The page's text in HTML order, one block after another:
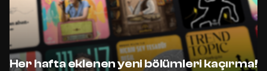
Her hafta eklenen yeni bölümleri kaçırma!